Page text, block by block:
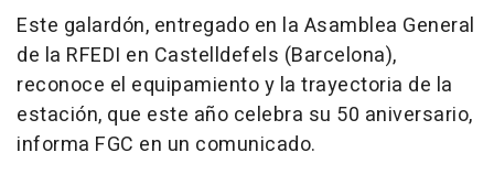
Este galardón, entregado en la Asamblea General
de la RFEDI en Castelldefels (Barcelona),
reconoce el equipamiento y la trayectoria de la
estación, que este año celebra su 50 aniversario,
informa FGC en un comunicado.